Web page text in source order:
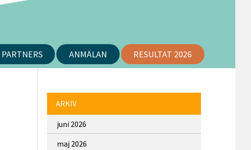
PARTNERS ANMÄLAN RESULTAT 2026
ARKIV
juni 2026
maj 2026